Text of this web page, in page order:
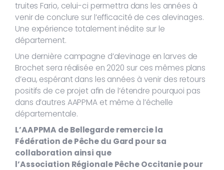
truites Fario, celui-ci permettra dans les années à
venir de conclure sur l’efficacité de ces alevinages.
Une expérience totalement inédite sur le
département.
Une dernière campagne d’alevinage en larves de
Brochet sera réalisée en 2020 sur ces mêmes plans
d’eau, espérant dans les années à venir des retours
positifs de ce projet afin de l’étendre pourquoi pas
dans d’autres AAPPMA et même à l’échelle
départementale.
L’AAPPMA de Bellegarde remercie la
Fédération de Pêche du Gard pour sa
collaboration ainsi que
l’Association Régionale Pêche Occitanie pour